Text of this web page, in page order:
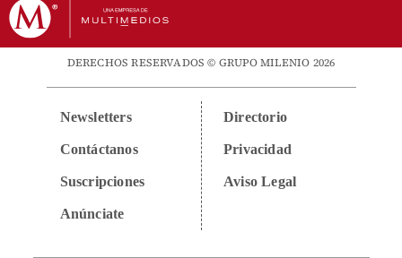
DERECHOS RESERVADOS © GRUPO MILENIO 2026
Newsletters
Contáctanos
Suscripciones
Anúnciate
Directorio
Privacidad
Aviso Legal